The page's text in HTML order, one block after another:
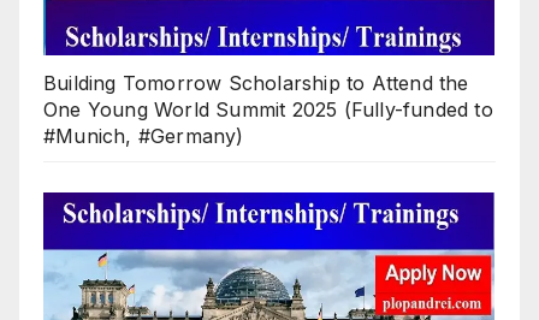
Building Tomorrow Scholarship to Attend the
One Young World Summit 2025 (Fully-funded to
#Munich, #Germany)